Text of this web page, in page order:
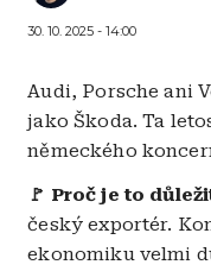
30. 10. 2025 - 14:00
Audi, Porsche ani
jako Škoda. Ta
německého
🚩 Proč je to
český exportér.
ekonomiku velmi